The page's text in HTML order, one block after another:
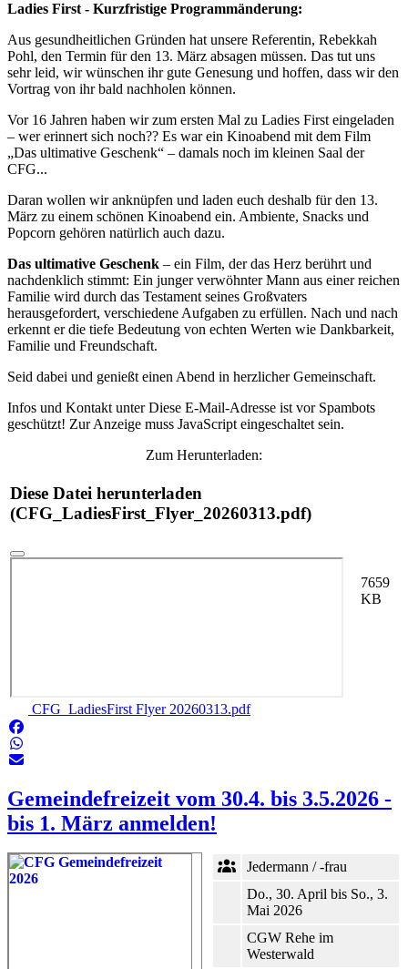
Ladies First - Kurzfristige Programmänderung:
Aus gesundheitlichen Gründen hat unsere Referentin, Rebekkah
Pohl, den Termin für den 13. März absagen müssen. Das tut uns
sehr leid, wir wünschen ihr gute Genesung und hoffen, dass wir den
Vortrag von ihr bald nachholen können.
Vor 16 Jahren haben wir zum ersten Mal zu Ladies First eingeladen
– wer erinnert sich noch?? Es war ein Kinoabend mit dem Film
„Das ultimative Geschenk“ – damals noch im kleinen Saal der
CFG...
Daran wollen wir anknüpfen und laden euch deshalb für den 13.
März zu einem schönen Kinoabend ein. Ambiente, Snacks und
Popcorn gehören natürlich auch dazu.
Das ultimative Geschenk – ein Film, der das Herz berührt und
nachdenklich stimmt: Ein junger verwöhnter Mann aus einer reichen
Familie wird durch das Testament seines Großvaters
herausgefordert, verschiedene Aufgaben zu erfüllen. Nach und nach
erkennt er die tiefe Bedeutung von echten Werten wie Dankbarkeit,
Familie und Freundschaft.
Seid dabei und genießt einen Abend in herzlicher Gemeinschaft.
Infos und Kontakt unterDiese E-Mail-Adresse ist vor Spambots
geschützt! Zur Anzeige muss JavaScript eingeschaltet sein.
Zum Herunterladen:
Diese Datei herunterladen
(CFG_LadiesFirst_Flyer_20260313.pdf)
CFG_LadiesFirst Flyer 20260313.pdf
7659
KB
Gemeindefreizeit vom 30.4. bis 3.5.2026 -
bis 1. März anmelden!
Jedermann / -frau
Do., 30. April bis So., 3.
Mai 2026
CGW Rehe im
Westerwald